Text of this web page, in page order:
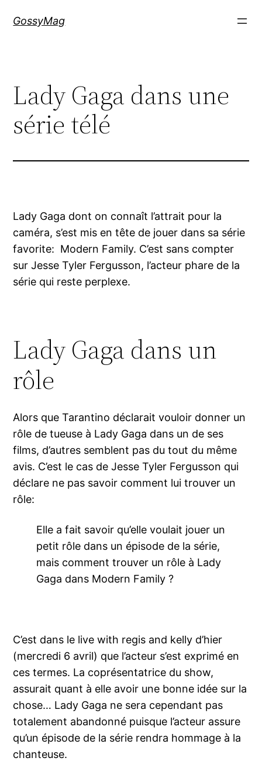
GossyMag
Lady Gaga dans une
série télé
Lady Gaga dont on connaît l’attrait pour la
caméra, s’est mis en tête de jouer dans sa série
favorite: Modern Family. C’est sans compter
sur Jesse Tyler Fergusson, l’acteur phare de la
série qui reste perplexe.
Lady Gaga dans un
rôle
Alors que Tarantino déclarait vouloir donner un
rôle de tueuse à Lady Gaga dans un de ses
films, d’autres semblent pas du tout du même
avis. C’est le cas de Jesse Tyler Fergusson qui
déclare ne pas savoir comment lui trouver un
rôle:
Elle a fait savoir qu’elle voulait jouer un
petit rôle dans un épisode de la série,
mais comment trouver un rôle à Lady
Gaga dans Modern Family ?
C’est dans le live with regis and kelly d’hier
(mercredi 6 avril) que l’acteur s’est exprimé en
ces termes. La coprésentatrice du show,
assurait quant à elle avoir une bonne idée sur la
chose… Lady Gaga ne sera cependant pas
totalement abandonné puisque l’acteur assure
qu’un épisode de la série rendra hommage à la
chanteuse.